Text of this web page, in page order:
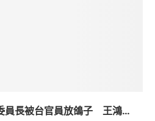
員長被台官員放鴿子 王鴻...